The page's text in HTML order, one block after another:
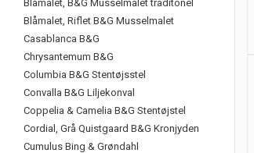
Blåmalet, B&G Musselmalet traditonel
Blåmalet, Riflet B&G Musselmalet
Casablanca B&G
Chrysantemum B&G
Columbia B&G Stentøjsstel
Convalla B&G Liljekonval
Coppelia & Camelia B&G Stentøjstel
Cordial, Grå Quistgaard B&G Kronjyden
Cumulus Bing & Grøndahl